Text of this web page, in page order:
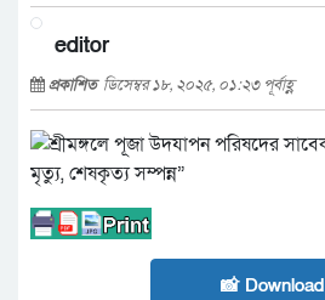
editor
প্রকাশিত ডিসেম্বর ১৮, ২০২৫, ০১:২৩ পূর্বাহ্ণ
📸 Download